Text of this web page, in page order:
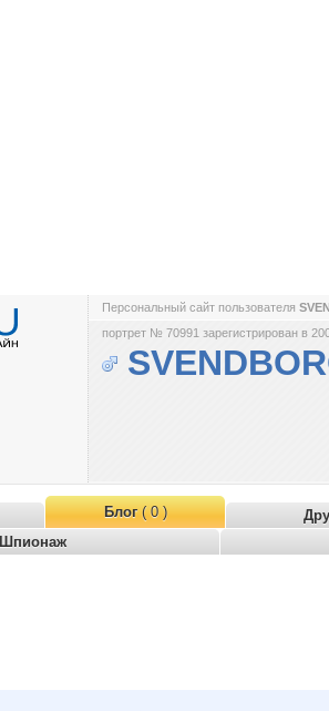
Персональный сайт пользователя
портрет № 70991 зарегистрирован в
Блог( 0 )
Шпионаж